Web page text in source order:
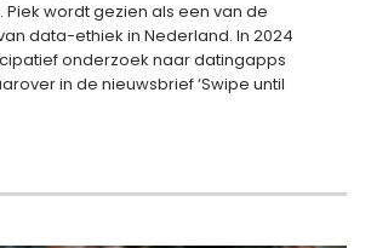
Piek wordt gezien als een van de
data-ethiek in Nederland. In 2024
onderzoek naar datingapps
in de nieuwsbrief ‘Swipe until